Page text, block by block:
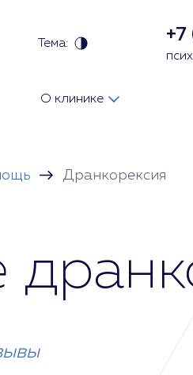
Тема:
О клинике
Дранкорексия